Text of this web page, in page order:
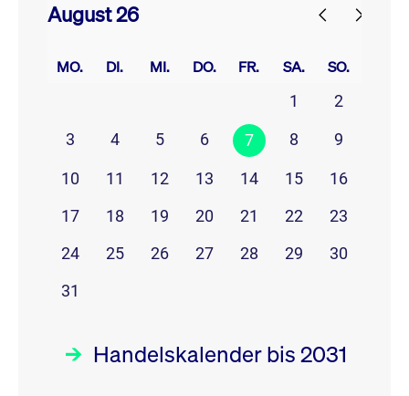
August 26
MO. DI. MI. DO. FR. SA. SO.
1
2
3
4 5 6 7 8 9
10 11 12 13 14 15
16
17
18 19 20 21 22
23
24
25 26 27 28 29
30
31
Handelskalender bis 2031